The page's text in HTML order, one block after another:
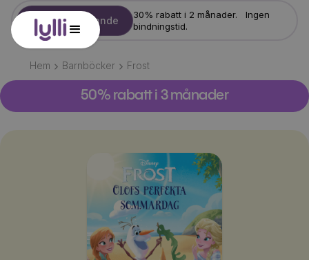
Starta erbjudande
30% rabatt i 2 månader. Ingen
bindningstid.
Hem Barnböcker Frost
50% rabatt i 3 månader